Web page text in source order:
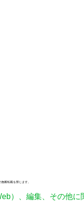
断転載を禁じます。
）、編集、その他に